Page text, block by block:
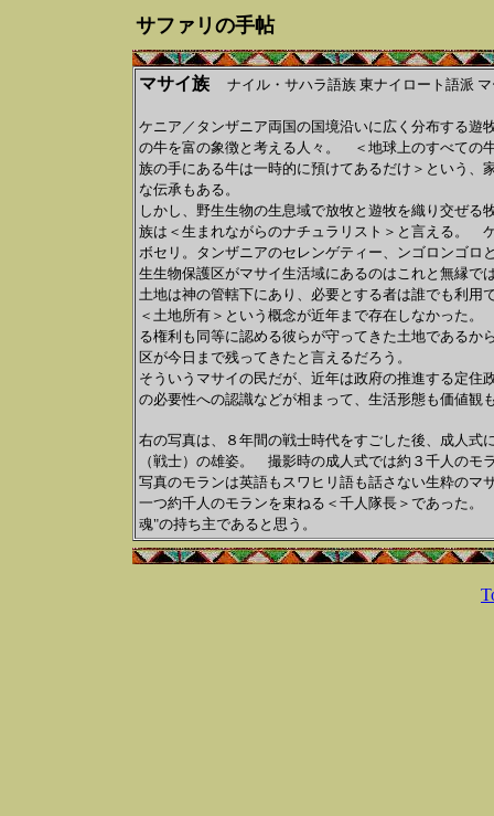
サファリの手帖
マサイ族 ナイル・サハラ語族 東ナイロート語派
ケニア／タンザニア両国の国境沿いに広く分布する遊
の牛を富の象徴と考える人々。 ＜地球上のすべての
族の手にある牛は一時的に預けてあるだけ＞という、
な伝承もある。
しかし、野生生物の生息域で放牧と遊牧を織り交ぜる
族は＜生まれながらのナチュラリスト＞と言える。
ボセリ。タンザニアのセレンゲティー、ンゴロンゴロ
生生物保護区がマサイ生活域にあるのはこれと無縁
土地は神の管轄下にあり、必要とする者は誰でも利用
＜土地所有＞という概念が近年まで存在しなかった
る権利も同等に認める彼らが守ってきた土地であるか
区が今日まで残ってきたと言えるだろう。
そういうマサイの民だが、近年は政府の推進する定住
の必要性への認識などが相まって、生活形態も価値観
右の写真は、８年間の戦士時代をすごした後、成人式
（戦士）の雄姿。 撮影時の成人式では約３千人のモ
写真のモランは英語もスワヒリ語も話さない生粋のマ
一つ約千人のモランを束ねる＜千人隊長＞であった
魂"の持ち主であると思う。